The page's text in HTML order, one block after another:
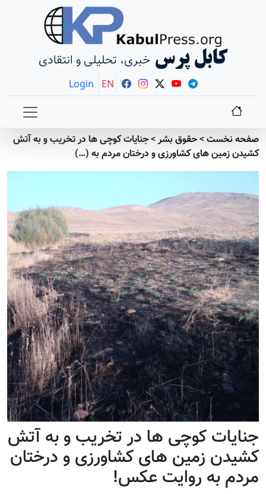
کابل پرس خبری، تحلیلی و انتقادی
Login EN
صفحه نخست>حقوق بشر>جنایات کوچی ها در تخریب و به آتش
کشیدن زمین های کشاورزی و درختان مردم به (…)
جنایات کوچی ها در تخریب و به آتش
کشیدن زمین های کشاورزی و درختان
مردم به روایت عکس!